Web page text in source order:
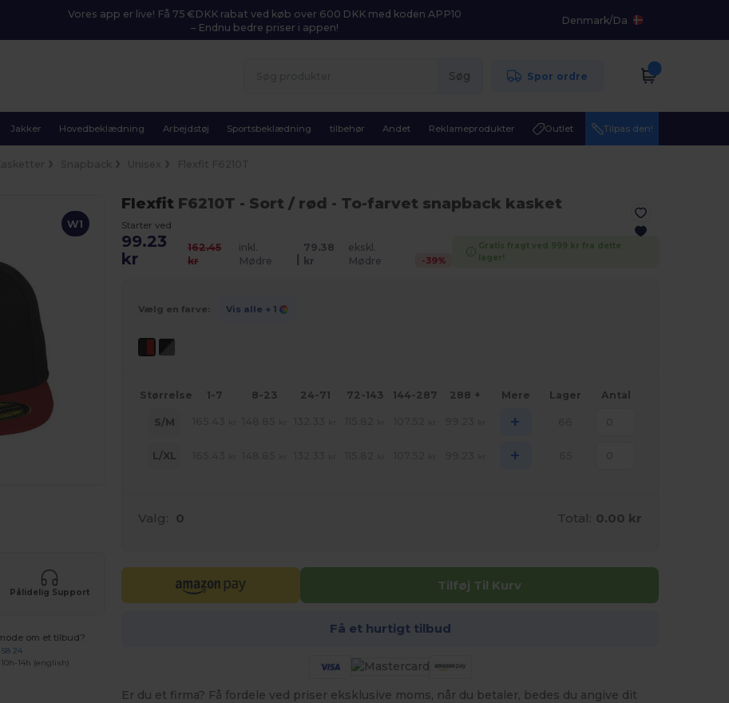
Vores app er live! Få 75 €DKK rabat ved køb over 600 DKK med koden APP10
– Endnu bedre priser i appen!
Denmark/Da
Søg Spor ordre
Jakker Hovedbeklædning Arbejdstøj Sportsbeklædning tilbehør Andet Reklameprodukter Outlet Tilpas den!
W1
Pålidelig Support
om et tilbud?
24
14h (english)
Flexfit F6210T - Sort / rød - To-farvet snapback kasket
Starter ved
99.23
kr
162.45
kr
inkl.
Mødre
|
79.38
kr
ekskl.
Mødre
-39%
Gratis fragt ved 999 kr fra dette
lager!
Vælg en farve: Vis alle + 1
Størrelse 1-7 8-23 24-71 72-143 144-287 288 + Mere Lager Antal
S/M +
L/XL +
Valg: 0 Total: 0.00 kr
Tilføj Til Kurv
Få et hurtigt tilbud
Er du et firma? Få fordele ved priser eksklusive moms, når du betaler, bedes du angive dit